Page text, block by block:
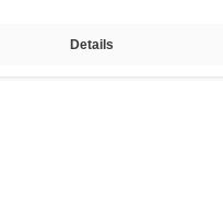
Details